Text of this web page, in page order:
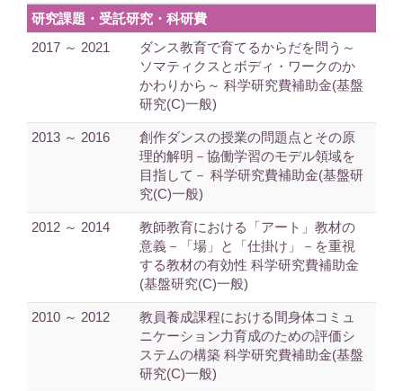
研究課題・受託研究・科研費
2017 ～ 2021
ダンス教育で育てるからだを問う～
ソマティクスとボディ・ワークのか
かわりから～ 科学研究費補助金(基盤
研究(C)一般)
2013 ～ 2016
創作ダンスの授業の問題点とその原
理的解明－協働学習のモデル領域を
目指して－ 科学研究費補助金(基盤研
究(C)一般)
2012 ～ 2014
教師教育における「アート」教材の
意義－「場」と「仕掛け」－を重視
する教材の有効性 科学研究費補助金
(基盤研究(C)一般)
2010 ～ 2012
教員養成課程における間身体コミュ
ニケーション力育成のための評価シ
ステムの構築 科学研究費補助金(基盤
研究(C)一般)